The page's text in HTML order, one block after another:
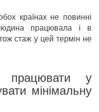
країнах не повинні
працювала і в
стаж у цей термін не
працювати у
мінімальну